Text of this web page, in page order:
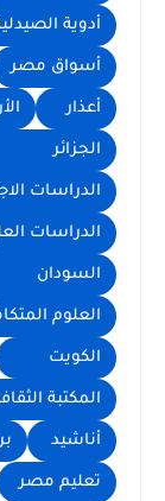
أدوية
أسواق مصر
أعذار
الجزائر
الدراسات
الدراسات
السودان
العلوم
الكويت
المكتبة
أناشيد
تعليم مصر